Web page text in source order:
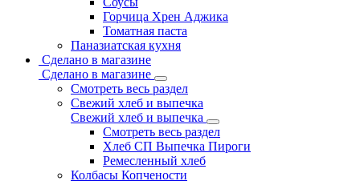
Горчица Хрен Аджика
Томатная паста
Паназиатская кухня
Сделано в магазине
Сделано в магазине
Смотреть весь раздел
Свежий хлеб и выпечка
Свежий хлеб и выпечка
Смотреть весь раздел
Хлеб СП Выпечка Пироги
Ремесленный хлеб
Колбасы Копчености